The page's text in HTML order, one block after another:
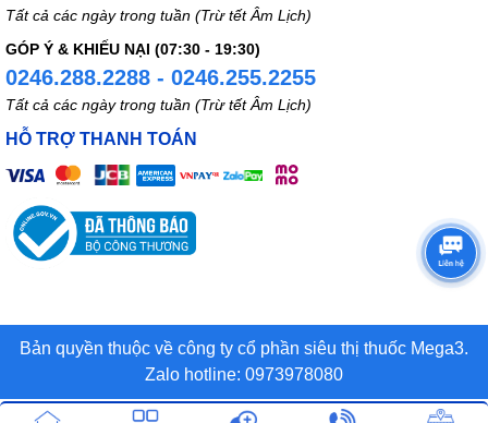
Tất cả các ngày trong tuần (Trừ tết Âm Lịch)
GÓP Ý & KHIẾU NẠI (07:30 - 19:30)
0246.288.2288 - 0246.255.2255
Tất cả các ngày trong tuần (Trừ tết Âm Lịch)
HỖ TRỢ THANH TOÁN
Bản quyền thuộc về công ty cổ phần siêu thị thuốc Mega3.
Zalo hotline: 0973978080